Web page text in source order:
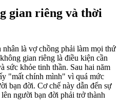
gian riêng và thời
là vợ chồng phải làm mọi thứ
gian riêng là điều kiện cần
sức khỏe tinh thần. Sau hai năm
"mất chính mình" vì quá mức
bạn đời. Cơ chế này dẫn đến sự
người bạn đời phải trở thành